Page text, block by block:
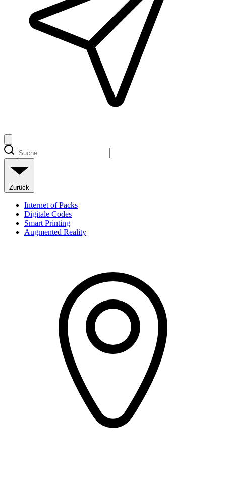
Zurück
Internet of Packs
Digitale Codes
Smart Printing
Augmented Reality